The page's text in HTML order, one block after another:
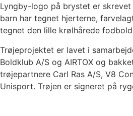
Lyngby-logo på brystet er
barn har tegnet hjerterne,
tegnet den lille krølhårede
Trøjeprojektet er lavet i
Boldklub A/S og AIRTOX og
trøjepartnere Carl Ras A/S, V8
Unisport. Trøjen er signeret på